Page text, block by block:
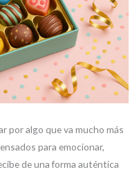
por algo que va mucho más
para emocionar,
de una forma auténtica